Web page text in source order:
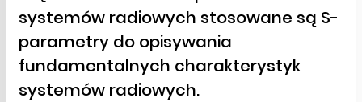
systemów radiowych stosowane są S-
parametry do opisywania
fundamentalnych charakterystyk
systemów radiowych.